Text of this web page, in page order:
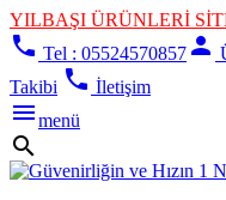
YILBAŞI ÜRÜNLERİ
phone Tel : 05524570857 person
Takibi phone İletişim
menumenü
search